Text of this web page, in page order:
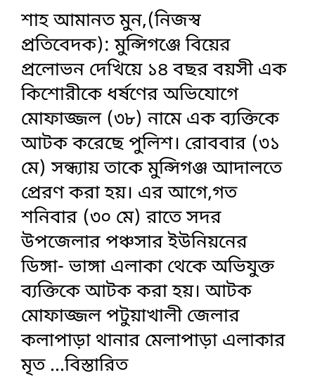
শাহ আমানত মুন,(নিজস্ব
প্রতিবেদক): মুন্সিগঞ্জে বিয়ের
প্রলোভন দেখিয়ে ১৪ বছর বয়সী এক
কিশোরীকে ধর্ষণের অভিযোগে
মোফাজ্জল (৩৮) নামে এক ব্যক্তিকে
আটক করেছে পুলিশ। রোববার (৩১
মে) সন্ধ্যায় তাকে মুন্সিগঞ্জ আদালতে
প্রেরণ করা হয়। এর আগে,গত
শনিবার (৩০ মে) রাতে সদর
উপজেলার পঞ্চসার ইউনিয়নের
ডিঙ্গা- ভাঙ্গা এলাকা থেকে অভিযুক্ত
ব্যক্তিকে আটক করা হয়। আটক
মোফাজ্জল পটুয়াখালী জেলার
কলাপাড়া থানার মেলাপাড়া এলাকার
মৃত ...বিস্তারিত